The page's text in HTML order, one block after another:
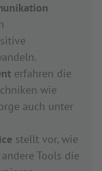
erfahren die
wie
auch unter
stellt vor, wie
Tools die